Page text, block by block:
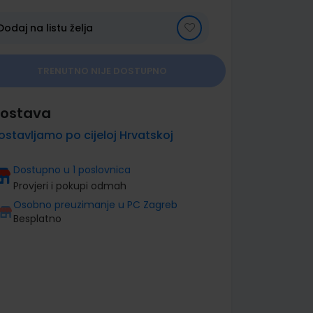
na listu želja
po cijeloj Hrvatskoj
Dostupno u 1 poslovnica
Provjeri i pokupi odmah
Osobno preuzimanje u PC Zagreb
Besplatno